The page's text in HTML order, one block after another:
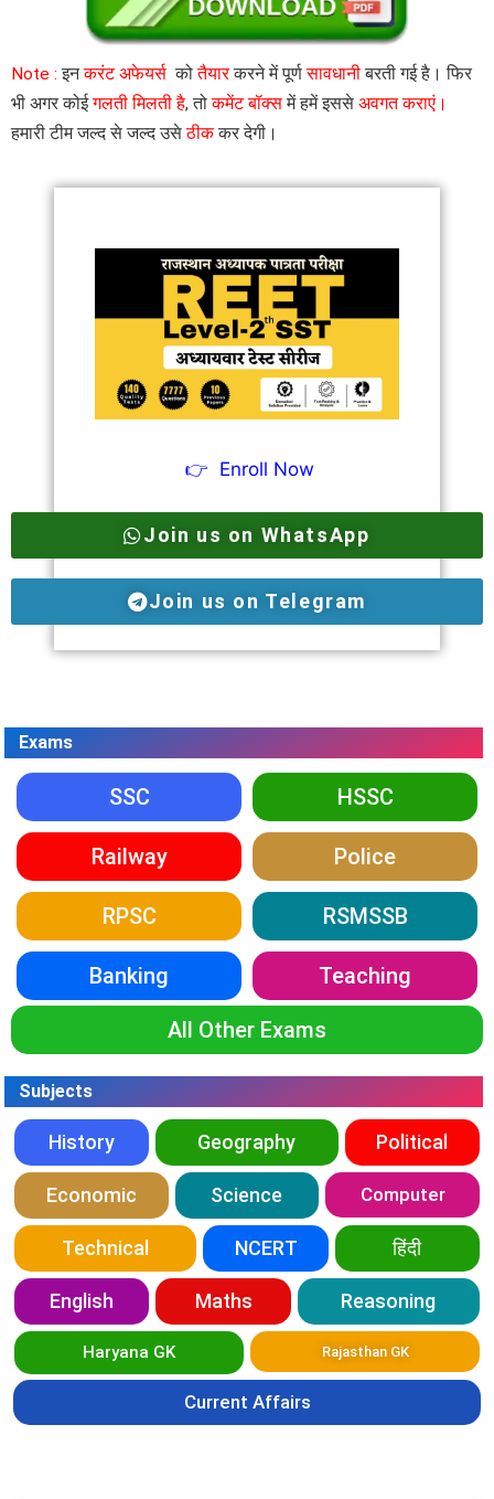
Note : इनकरंट अफेयर्स कोतैयारकरने में पूर्णसावधानीबरती गई है। फिर
भी अगर कोईगलती मिलती है, तोकमेंट बॉक्समें हमें इससे अवगत कराएं।
हमारी टीम जल्द से जल्द उसेठीककर देगी।
👉 Enroll Now
Join us on WhatsApp
Join us on Telegram
Exams
SSC HSSC
Railway Police
RPSC RSMSSB
Banking Teaching
All Other Exams
Subjects
History Geography Political
Economic Science Computer
Technical NCERT हिंदी
English Maths Reasoning
Haryana GK Rajasthan GK
Current Affairs